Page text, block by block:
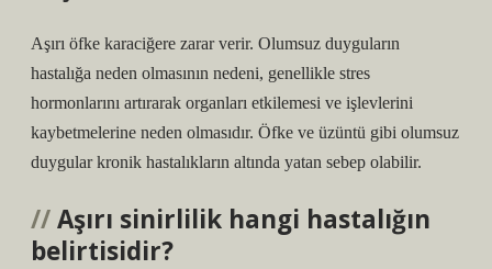
Aşırı öfke karaciğere zarar verir. Olumsuz duyguların
hastalığa neden olmasının nedeni, genellikle stres
hormonlarını artırarak organları etkilemesi ve işlevlerini
kaybetmelerine neden olmasıdır. Öfke ve üzüntü gibi olumsuz
duygular kronik hastalıkların altında yatan sebep olabilir.
Aşırı sinirlilik hangi hastalığın
belirtisidir?